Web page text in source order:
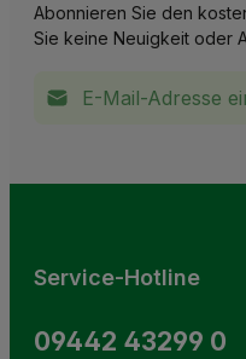
Abonnieren Sie den
Sie keine Neuigkeit oder
Service-Hotline
09442 43299 0